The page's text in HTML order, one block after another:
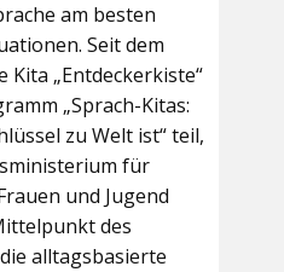
am besten
Seit dem
Kita „Entdeckerkiste“
„Sprach-Kitas:
zu Welt ist“ teil,
für
und Jugend
des
alltagsbasierte